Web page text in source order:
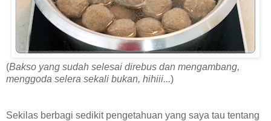
(Bakso yang sudah selesai direbus dan mengambang,
menggoda selera sekali bukan, hihiii...)
Sekilas berbagi sedikit pengetahuan yang saya tau tentang